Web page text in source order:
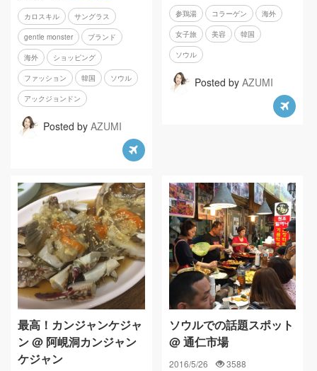
カロスキル サングラス
gentle monster ブランド
海外 ショッピング
ファッション 韓国 ソウル
アックジョンドン
Posted by AZUMI
参鶏湯 コラーゲン 海外
女子旅 美容 韓国
ソウル
Posted by AZUMI
最高！カンジャンケジャ
ン @ 阿峴洞カンジャン
ケジャン
ソウルでの話題スポット
@ 通仁市場
2016/5/26 3588